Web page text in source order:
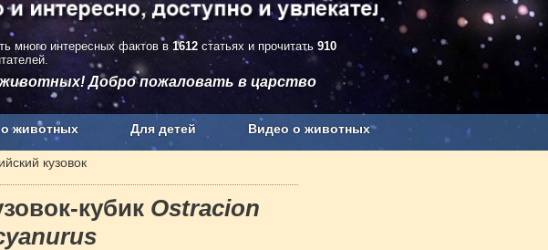
много интересных фактов в 1612 статьях и прочитать 910
животных! Добро пожаловать в царство
животных Для детей Видео о животных
кузовок
кубик Ostracion